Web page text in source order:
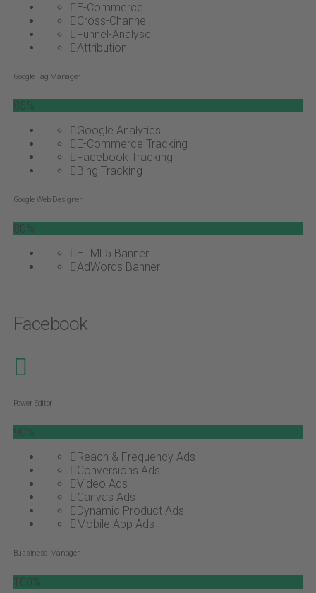
E-Commerce
Cross-Channel
Funnel-Analyse
Attribution
Google Tag Manager
85%
Google Analytics
E-Commerce Tracking
Facebook Tracking
Bing Tracking
Google Web Designer
80%
HTML5 Banner
AdWords Banner
Facebook
Power Editor
90%
Reach & Frequency Ads
Conversions Ads
Video Ads
Canvas Ads
Dynamic Product Ads
Mobile App Ads
Bussiness Manager
100%